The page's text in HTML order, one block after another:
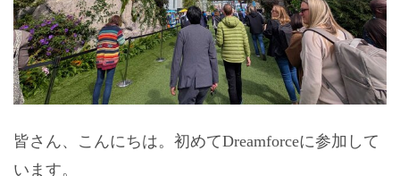
皆さん、こんにちは。初めてDreamforceに参加して
います。